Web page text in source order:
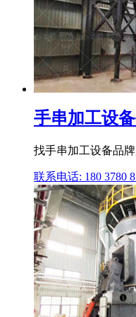
手串加工设
找手串加工设备品
联系电话: 180 3780